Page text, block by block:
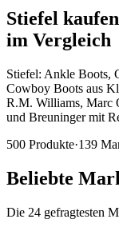
Stiefel kaufen
im Vergleich
Stiefel: Ankle Boots,
Cowboy Boots aus
R.M. Williams, Marc
und Breuninger mit
500 Produkte·139
Beliebte
Die 24 gefragtesten